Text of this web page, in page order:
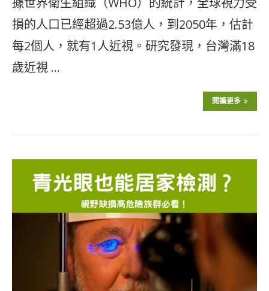
損的人口已經超過2.53億人，到2050年，估計
每2個人，就有1人近視。研究發現，台灣滿18
歲近視 …
閱讀更多